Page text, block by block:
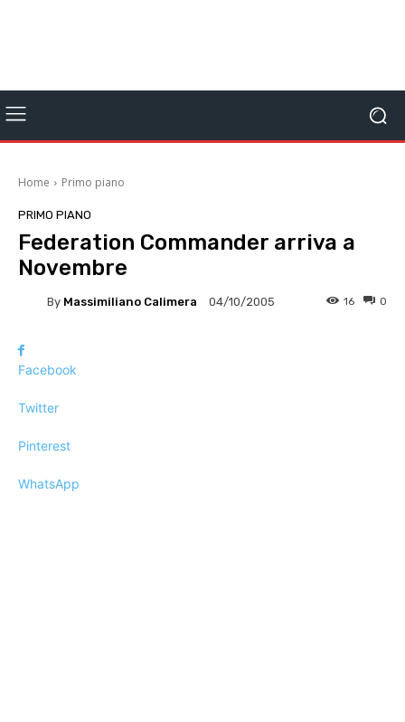
Home Primo piano
PRIMO PIANO
Federation Commander arriva a
Novembre
By Massimiliano Calimera 04/10/2005 0
16
Facebook
Twitter
Pinterest
WhatsApp